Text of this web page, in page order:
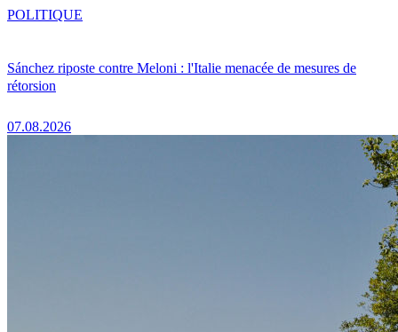
Sánchez riposte contre Meloni : l'Italie menacée de mesures de
rétorsion
07.08.2026
POLITIQUE